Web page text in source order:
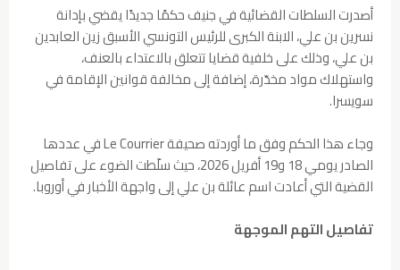
أصدرت السلطات القضائية في جنيف حكمًا جديدًا يقضي بإدانة
نسرين بن علي، الابنة الكبرى للرئيس التونسي الأسبق زين العابدين
بن علي، وذلك على خلفية قضايا تتعلق بالاعتداء بالعنف،
واستهلاك مواد مخدّرة، إضافة إلى مخالفة قوانين الإقامة في
سويسرا.
وجاء هذا الحكم وفق ما أوردته صحيفة Le Courrier في عددها
الصادر يومي 18 و19 أفريل 2026، حيث سلّطت الضوء على تفاصيل
القضية التي أعادت اسم عائلة بن علي إلى واجهة الأخبار في أوروبا.
تفاصيل التهم الموجهة